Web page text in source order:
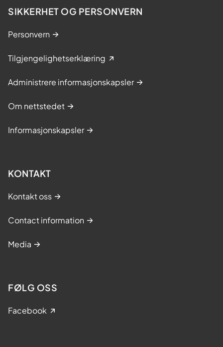
SIKKERHET OG PERSONVERN
Personvern
Tilgjengelighetserklæring
Administrere informasjonskapsler
Om nettstedet
Informasjonskapsler
KONTAKT
Kontakt oss
Contact information
Media
FØLG OSS
Facebook